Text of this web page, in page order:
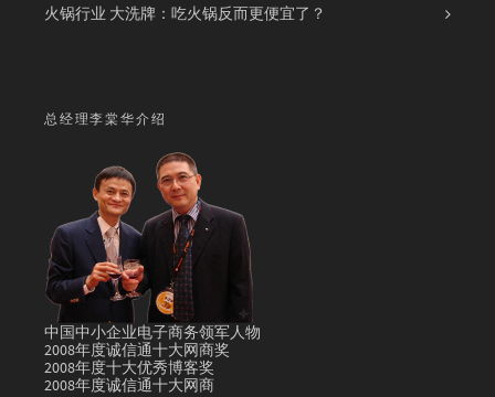
火锅行业 大洗牌：吃火锅反而更便宜了？
总经理李棠华介绍
中国中小企业电子商务领军人物
2008年度诚信通十大网商奖
2008年度十大优秀博客奖
2008年度诚信通十大网商